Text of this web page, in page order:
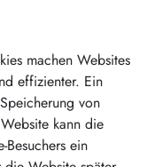
machen Websites
effizienter. Ein
von
kann die
ein